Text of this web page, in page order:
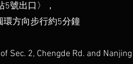
號出口〉，
環方向步行約5分鐘
2, Chengde Rd. and Nanjing